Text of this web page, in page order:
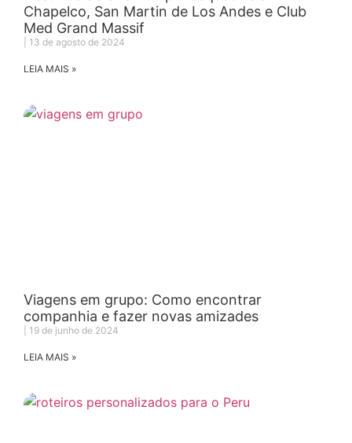
Chapelco, San Martin de Los Andes e Club
Med Grand Massif
13 de agosto de 2024
LEIA MAIS »
Viagens em grupo: Como encontrar
companhia e fazer novas amizades
19 de junho de 2024
LEIA MAIS »